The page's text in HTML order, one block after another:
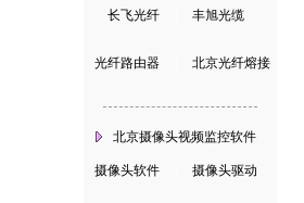
长飞光纤 丰旭光缆
光纤路由器 北京光纤熔接
北京摄像头视频监控软件
摄像头软件 摄像头驱动